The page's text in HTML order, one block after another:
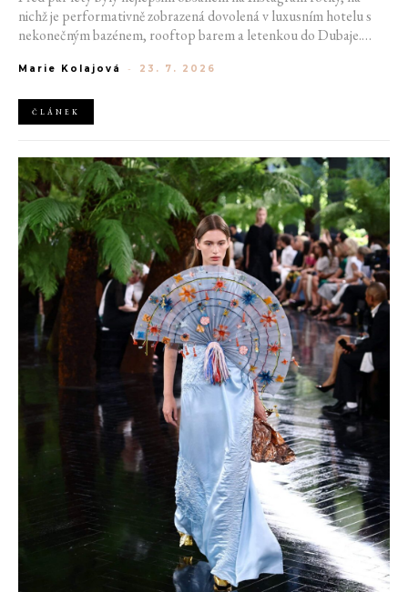
nichž je performativně zobrazená dovolená v luxusním hotelu s
nekonečným bazénem, rooftop barem a letenkou do Dubaje.
horách. Ranní koupání v lomu. Výlet vlakem na Šumavu.
Marie Kolajová - 23. 7. 2026
ČLÁNEK